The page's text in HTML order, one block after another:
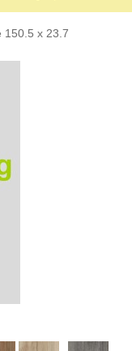
150.5 x 23.7